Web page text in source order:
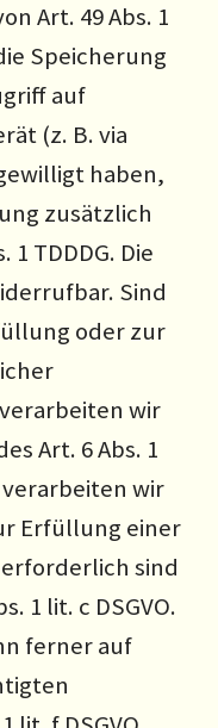
Art. 49 Abs. 1
Speicherung
auf
(z. B. via
haben,
zusätzlich
1 TDDDG. Die
Sind
oder zur
wir
Art. 6 Abs. 1
verarbeiten wir
Erfüllung einer
sind
1 lit. c DSGVO.
ferner auf